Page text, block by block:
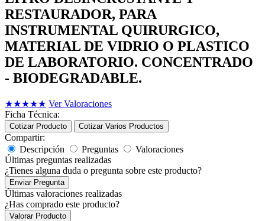
RESTAURADOR, PARA
INSTRUMENTAL QUIRURGICO,
MATERIAL DE VIDRIO O PLASTICO
DE LABORATORIO. CONCENTRADO
- BIODEGRADABLE.
★★★★★ Ver Valoraciones
Ficha Técnica:
Cotizar Producto Cotizar Varios Productos
Compartir:
Descripción
Preguntas
Valoraciones
Últimas preguntas realizadas
¿Tienes alguna duda o pregunta sobre este producto?
Enviar Pregunta
Últimas valoraciones realizadas
¿Has comprado este producto?
Valorar Producto